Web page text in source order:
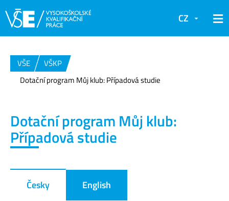
CZ
VŠE
VŠKP
Dotační program Můj klub: Případová studie
Dotační program Můj klub:
Případová studie
Česky English